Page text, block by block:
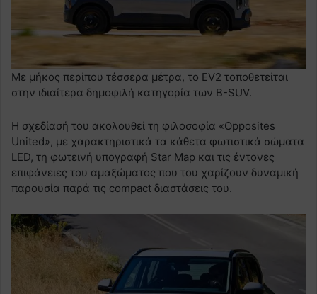
Με μήκος περίπου τέσσερα μέτρα, το EV2 τοποθετείται
στην ιδιαίτερα δημοφιλή κατηγορία των B-SUV.
Η σχεδίασή του ακολουθεί τη φιλοσοφία «Opposites
United», με χαρακτηριστικά τα κάθετα φωτιστικά σώματα
LED, τη φωτεινή υπογραφή Star Map και τις έντονες
επιφάνειες του αμαξώματος που του χαρίζουν δυναμική
παρουσία παρά τις compact διαστάσεις του.